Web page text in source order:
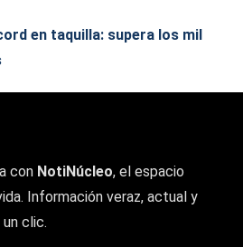
en taquilla: supera los mil
con NotiNúcleo, el espacio
Información veraz, actual y
clic.